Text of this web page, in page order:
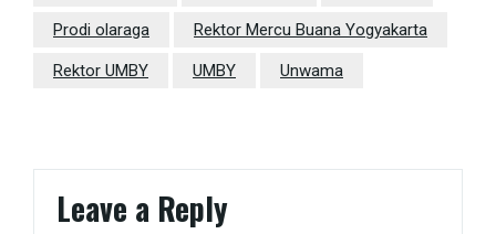
Prodi olaraga Rektor Mercu Buana Yogyakarta
Rektor UMBY UMBY Unwama
Leave a Reply